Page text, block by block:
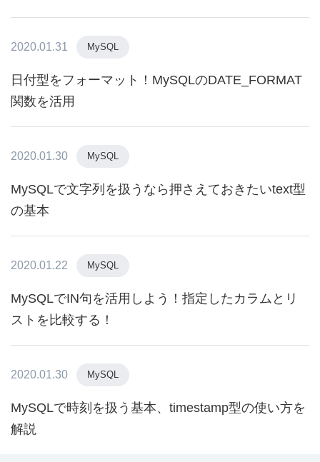
2020.01.31 MySQL
日付型をフォーマット！MySQLのDATE_FORMAT
関数を活用
2020.01.30 MySQL
MySQLで文字列を扱うなら押さえておきたいtext型
の基本
2020.01.22 MySQL
MySQLでIN句を活用しよう！指定したカラムとリ
ストを比較する！
2020.01.30 MySQL
MySQLで時刻を扱う基本、timestamp型の使い方を
解説